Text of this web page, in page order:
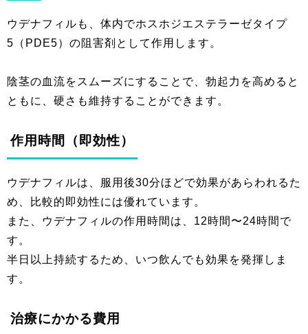
ウデナフィルも、体内でホスホジエステラーゼタイプ
5（PDE5）の阻害剤として作用します。
陰茎の血流をスムーズにすることで、勃起力を高めると
ともに、硬さも維持することができます。
作用時間（即効性）
ウデナフィルは、服用後30分ほどで効果があらわれるた
め、比較的即効性には優れています。
また、ウデナフィルの作用時間は、12時間〜24時間で
す。
半日以上持続するため、いつ飲んでも効果を発揮しま
す。
治療にかかる費用